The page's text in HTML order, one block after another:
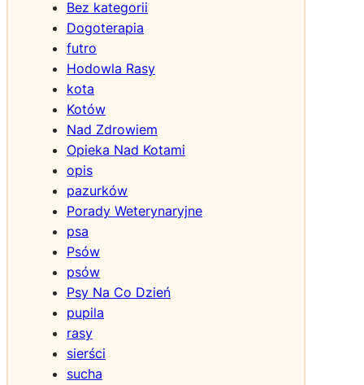
i
e
l
n
w
y
d
Bez kategorii
Dogoterapia
futro
Hodowla Rasy
kota
Kotów
Nad Zdrowiem
Opieka Nad Kotami
opis
pazurków
Porady Weterynaryjne
psa
Psów
psów
Psy Na Co Dzień
pupila
rasy
sierści
sucha